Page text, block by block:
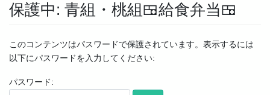
保護中: 青組・桃組🍱給食弁当🍱
このコンテンツはパスワードで保護されています。表示するには
以下にパスワードを入力してください:
パスワード: